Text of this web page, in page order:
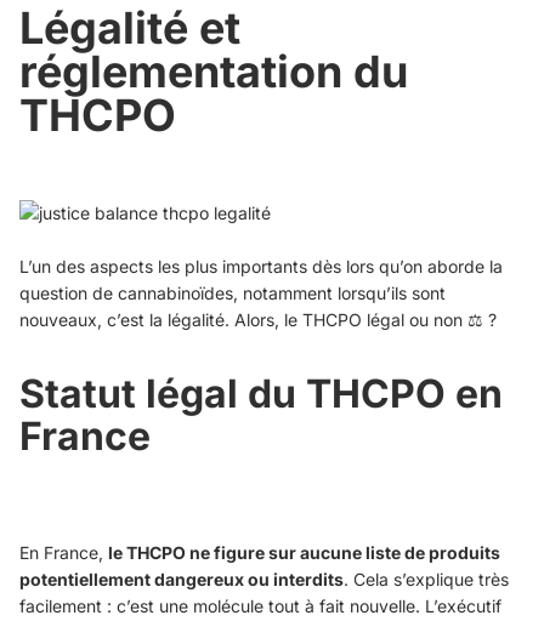
Légalité et
réglementation du
THCPO
L’un des aspects les plus importants dès lors qu’on aborde la
question de cannabinoïdes, notamment lorsqu’ils sont
nouveaux, c’est la légalité. Alors, le THCPO légal ou non ⚖️ ?
Statut légal du THCPO en
France
En France, le THCPO ne figure sur aucune liste de produits
potentiellement dangereux ou interdits. Cela s’explique très
facilement : c’est une molécule tout à fait nouvelle. L’exécutif